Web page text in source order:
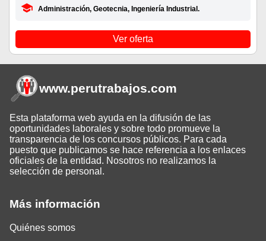
Administración, Geotecnia, Ingeniería Industrial.
Ver oferta
Más información
Quiénes somos
www.perutrabajos.com
Esta plataforma web ayuda en la difusión de las
oportunidades laborales y sobre todo promueve la
transparencia de los concursos públicos. Para cada
puesto que publicamos se hace referencia a los enlaces
oficiales de la entidad. Nosotros no realizamos la
selección de personal.